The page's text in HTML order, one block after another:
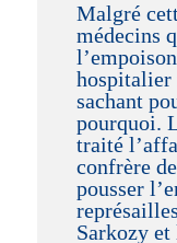
Malgré
médecins
hospitalier
sachant
pourquoi.
traité
confrère
pousser
Sarkozy et